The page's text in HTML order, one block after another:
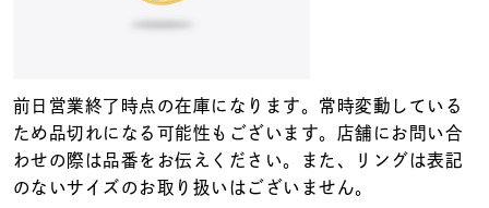
前日営業終了時点の在庫になります。常時変動している
ため品切れになる可能性もございます。店舗にお問い合
わせの際は品番をお伝えください。また、リングは表記
のないサイズのお取り扱いはございません。